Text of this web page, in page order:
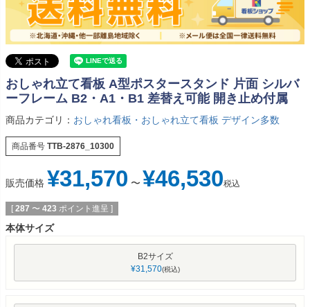
おしゃれ立て看板 A型ポスタースタンド 片面 シルバ
ーフレーム B2・A1・B1 差替え可能 開き止め付属
商品カテゴリ： おしゃれ看板・おしゃれ立て看板 デザイン多数
商品番号 TTB-2876_10300
販売価格 ¥31,570 〜 ¥46,530税込
[ 287 〜 423 ポイント進呈 ]
本体サイズ
B2サイズ
¥31,570 税込